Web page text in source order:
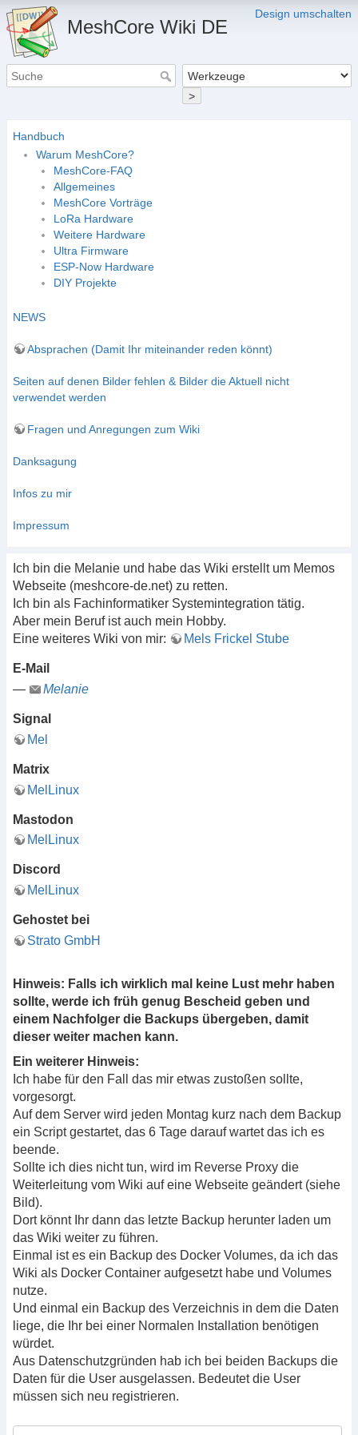
Design umschalten
MeshCore Wiki DE
>
Handbuch
Warum MeshCore?
MeshCore-FAQ
Allgemeines
MeshCore Vorträge
LoRa Hardware
Weitere Hardware
Ultra Firmware
ESP-Now Hardware
DIY Projekte
NEWS
Absprachen (Damit Ihr miteinander reden könnt)
Seiten auf denen Bilder fehlen & Bilder die Aktuell nicht
verwendet werden
Fragen und Anregungen zum Wiki
Danksagung
Infos zu mir
Impressum
Ich bin die Melanie und habe das Wiki erstellt um Memos
Webseite (meshcore-de.net) zu retten.
Ich bin als Fachinformatiker Systemintegration tätig.
Aber mein Beruf ist auch mein Hobby.
Eine weiteres Wiki von mir:
Mels Frickel Stube
E-Mail
—
Melanie
Signal
Mel
Matrix
MelLinux
Mastodon
MelLinux
Discord
MelLinux
Gehostet bei
Strato GmbH
Hinweis: Falls ich wirklich mal keine Lust mehr haben
sollte, werde ich früh genug Bescheid geben und
einem Nachfolger die Backups übergeben, damit
dieser weiter machen kann.
Ein weiterer Hinweis:
Ich habe für den Fall das mir etwas zustoßen sollte,
vorgesorgt.
Auf dem Server wird jeden Montag kurz nach dem Backup
ein Script gestartet, das 6 Tage darauf wartet das ich es
beende.
Sollte ich dies nicht tun, wird im Reverse Proxy die
Weiterleitung vom Wiki auf eine Webseite geändert (siehe
Bild).
Dort könnt Ihr dann das letzte Backup herunter laden um
das Wiki weiter zu führen.
Einmal ist es ein Backup des Docker Volumes, da ich das
Wiki als Docker Container aufgesetzt habe und Volumes
nutze.
Und einmal ein Backup des Verzeichnis in dem die Daten
liege, die Ihr bei einer Normalen Installation benötigen
würdet.
Aus Datenschutzgründen hab ich bei beiden Backups die
Daten für die User ausgelassen. Bedeutet die User
müssen sich neu registrieren.